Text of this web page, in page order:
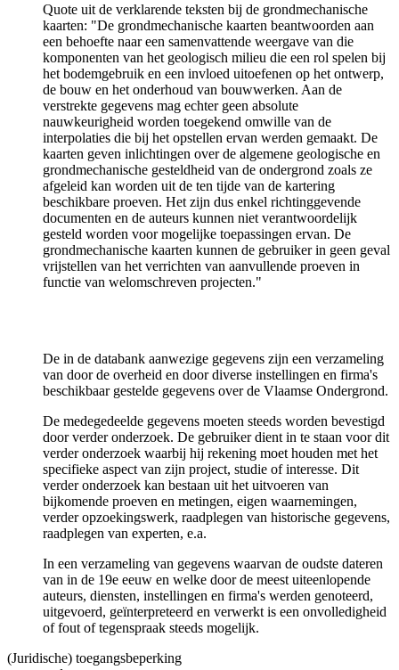
Quote uit de verklarende teksten bij de grondmechanische
kaarten: "De grondmechanische kaarten beantwoorden aan
een behoefte naar een samenvattende weergave van die
komponenten van het geologisch milieu die een rol spelen bij
het bodemgebruik en een invloed uitoefenen op het ontwerp,
de bouw en het onderhoud van bouwwerken. Aan de
verstrekte gegevens mag echter geen absolute
nauwkeurigheid worden toegekend omwille van de
interpolaties die bij het opstellen ervan werden gemaakt. De
kaarten geven inlichtingen over de algemene geologische en
grondmechanische gesteldheid van de ondergrond zoals ze
afgeleid kan worden uit de ten tijde van de kartering
beschikbare proeven. Het zijn dus enkel richtinggevende
documenten en de auteurs kunnen niet verantwoordelijk
gesteld worden voor mogelijke toepassingen ervan. De
grondmechanische kaarten kunnen de gebruiker in geen geval
vrijstellen van het verrichten van aanvullende proeven in
functie van welomschreven projecten."
De in de databank aanwezige gegevens zijn een verzameling
van door de overheid en door diverse instellingen en firma's
beschikbaar gestelde gegevens over de Vlaamse Ondergrond.
De medegedeelde gegevens moeten steeds worden bevestigd
door verder onderzoek. De gebruiker dient in te staan voor dit
verder onderzoek waarbij hij rekening moet houden met het
specifieke aspect van zijn project, studie of interesse. Dit
verder onderzoek kan bestaan uit het uitvoeren van
bijkomende proeven en metingen, eigen waarnemingen,
verder opzoekingswerk, raadplegen van historische gegevens,
raadplegen van experten, e.a.
In een verzameling van gegevens waarvan de oudste dateren
van in de 19e eeuw en welke door de meest uiteenlopende
auteurs, diensten, instellingen en firma's werden genoteerd,
uitgevoerd, geïnterpreteerd en verwerkt is een onvolledigheid
of fout of tegenspraak steeds mogelijk.
(Juridische) toegangsbeperking